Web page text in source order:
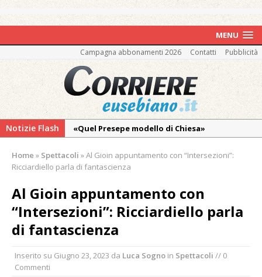
MENU
Campagna abbonamenti 2026 Contatti Pubblicità
Notizie Flash
«Quel Presepe modello di Chiesa»
Ringraziamento: convegno, messa e
Pro vs Saluzzo, amichevole di buon riscontro
Piscina ex Enal non balneabile dopo i controlli
dell’Asl. Il Comune: «Misura precauzionale e
La Pro verso l’avvio della Stagione
Home » Spettacoli »Al Gioin appuntamento con “Intersezioni”:
Ricciardiello parla di fantascienza
Al Gioin appuntamento con
“Intersezioni”: Ricciardiello parla
di fantascienza
Inserito su Giugno 23, 2023 da Luca Sogno in Spettacoli // 0
Commenti